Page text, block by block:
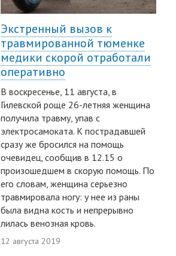
Экстренный вызов к
травмированной тюменке
медики скорой отработали
оперативно
В воскресенье, 11 августа, в
Гилевской роще 26-летняя женщина
получила травму, упав с
электросамоката. К пострадавшей
сразу же бросился на помощь
очевидец, сообщив в 12.15 о
произошедшем в скорую помощь. По
его словам, женщина серьезно
травмировала ногу: у нее из раны
была видна кость и непрерывно
лилась венозная кровь.
12 августа 2019